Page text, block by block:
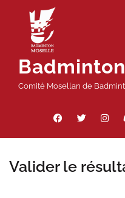
contenu
Comité Mosellan de
Facebook
Twitter
Valider le